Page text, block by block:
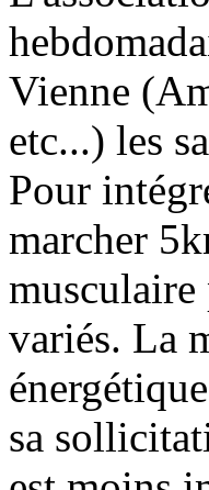
Vienne
etc...) les
Pour
marcher
musculaire
variés. La
sa